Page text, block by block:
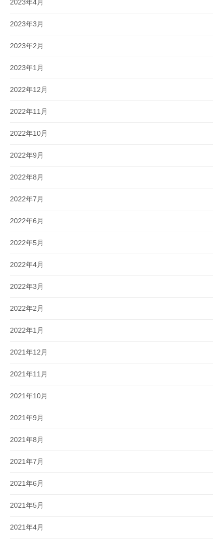
2023年4月
2023年3月
2023年2月
2023年1月
2022年12月
2022年11月
2022年10月
2022年9月
2022年8月
2022年7月
2022年6月
2022年5月
2022年4月
2022年3月
2022年2月
2022年1月
2021年12月
2021年11月
2021年10月
2021年9月
2021年8月
2021年7月
2021年6月
2021年5月
2021年4月